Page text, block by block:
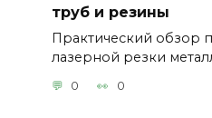
труб и резины
Практический обзор
лазерной резки
0 0